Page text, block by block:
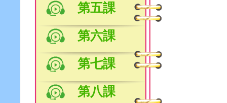
第五課
第六課
第七課
第八課